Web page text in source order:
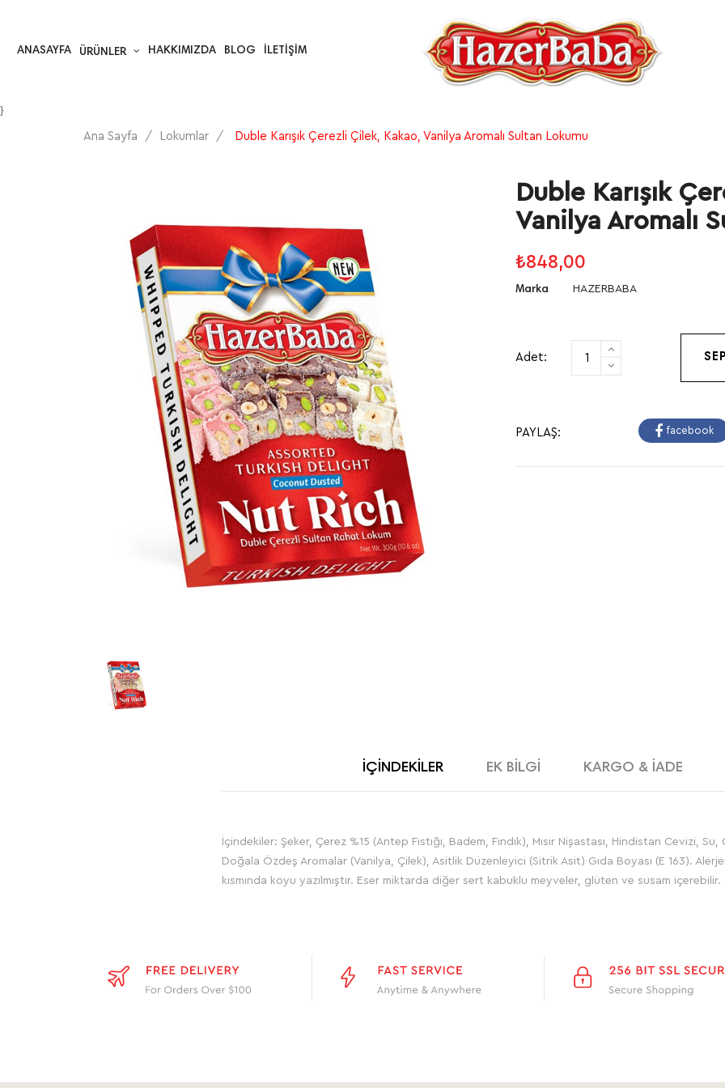
ANASAYFA ÜRÜNLER HAKKIMIZDA BLOG İLETIŞIM
}
Ana Sayfa Lokumlar Duble Karışık Çerezli Çilek, Kakao, Vanilya Aromalı Sultan Lokumu
Duble Karışık
Vanilya Aromalı
₺848,00
Marka HAZERBABA
Adet:
PAYLAŞ: facebook
İÇİNDEKİLER EK BİLGİ KARGO & İADE
İçindekiler: Şeker, Çerez %15 (Antep Fıstığı, Badem, Fındık), Mısır Nişastası, Hindistan Cevizi,
Doğala Özdeş Aromalar (Vanilya, Çilek), Asitlik Düzenleyici (Sitrik Asit) Gıda Boyası (E 163).
kısmında koyu yazılmıştır. Eser miktarda diğer sert kabuklu meyveler, glüten ve susam içerebilir.